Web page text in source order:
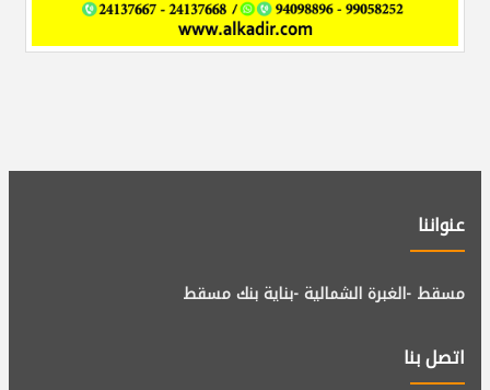
عنواننا
مسقط -الغبرة الشمالية -بناية بنك مسقط
اتصل بنا